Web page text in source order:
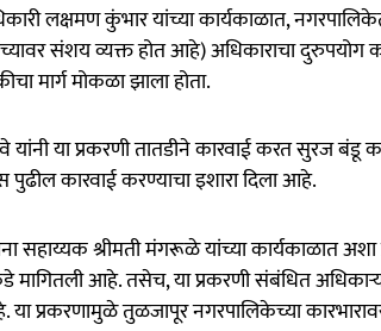
लक्षमण कुंभार यांच्या कार्यकाळात,
संशय व्यक्त होत आहे) अधिकाराचा दुरुपयोग
मार्ग मोकळा झाला होता.
या प्रकरणी तातडीने कारवाई करत सुरज
कारवाई करण्याचा इशारा दिला आहे.
सहाय्यक श्रीमती मंगरूळे यांच्या कार्यकाळात
मागितली आहे. तसेच, या प्रकरणी संबंधित
प्रकरणामुळे तुळजापूर नगरपालिकेच्या